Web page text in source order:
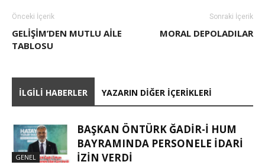
Önceki İçerik
GELIŞIM’DEN MUTLU AILE
TABLOSU
Sonraki İçerik
MORAL DEPOLADILAR
İLGILI HABERLER YAZARIN DIĞER İÇERIKLERI
GENEL
BAŞKAN ÖNTÜRK ĞADIR-İ HUM
BAYRAMINDA PERSONELE İDARI
İZIN VERDI